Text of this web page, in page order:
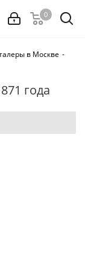
0
в Москве -
года